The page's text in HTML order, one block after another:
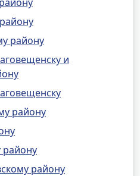
району
и
району
району